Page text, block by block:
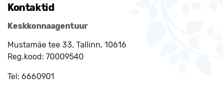
Kontaktid
Keskkonnaagentuur
Mustamäe tee 33, Tallinn, 10616
Reg.kood: 70009540
Tel: 6660901